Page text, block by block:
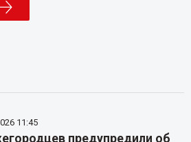
11:45
предупредили об